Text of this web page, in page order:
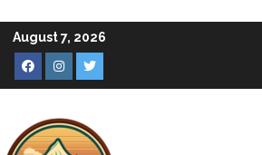
August 7, 2026
Facebook
Instagram
Twitter